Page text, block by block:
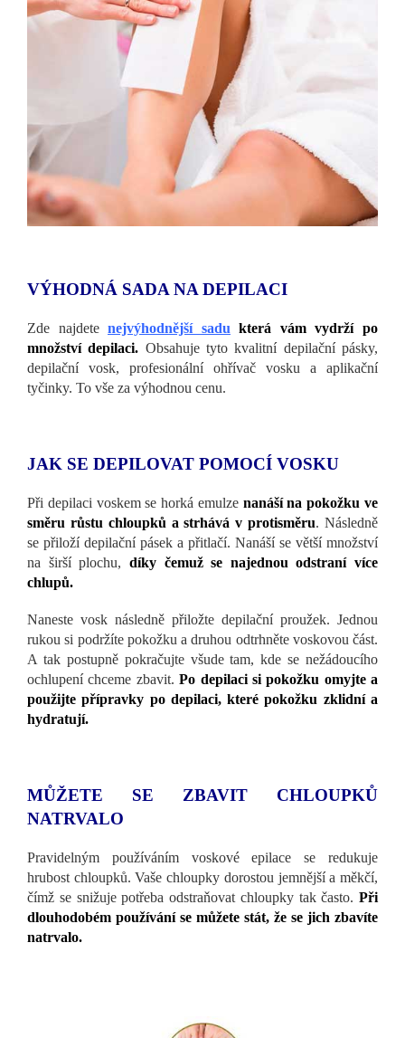
VÝHODNÁ SADA NA DEPILACI
Zde najdetenejvýhodnější sadu
která vám vydrží po
množství depilaci. Obsahuje tyto kvalitní depilační pásky,
depilační vosk, profesionální ohřívač vosku a aplikační
tyčinky. To vše za výhodnou cenu.
JAK SE DEPILOVAT POMOCÍ VOSKU
Při depilaci voskem se horká emulze nanáší na pokožku ve
směru růstu chloupků a strhává v protisměru. Následně
se přiloží depilační pásek a přitlačí. Nanáší se větší množství
na širší plochu, díky čemuž se najednou odstraní více
chlupů.
Naneste vosk následně přiložte depilační proužek. Jednou
rukou si podržíte pokožku a druhou odtrhněte voskovou část.
A tak postupně pokračujte všude tam, kde se nežádoucího
ochlupení chceme zbavit.Po depilaci si pokožku omyjte a
použijte přípravky po depilaci, které pokožku zklidní a
hydratují.
MŮŽETE SE ZBAVIT CHLOUPKŮ
NATRVALO
Pravidelným používáním voskové epilace se redukuje
hrubost chloupků. Vaše chloupky dorostou jemnější a měkčí,
čímž se snižuje potřeba odstraňovat chloupky tak často. Při
dlouhodobém používání se můžete stát, že se jich zbavíte
natrvalo.